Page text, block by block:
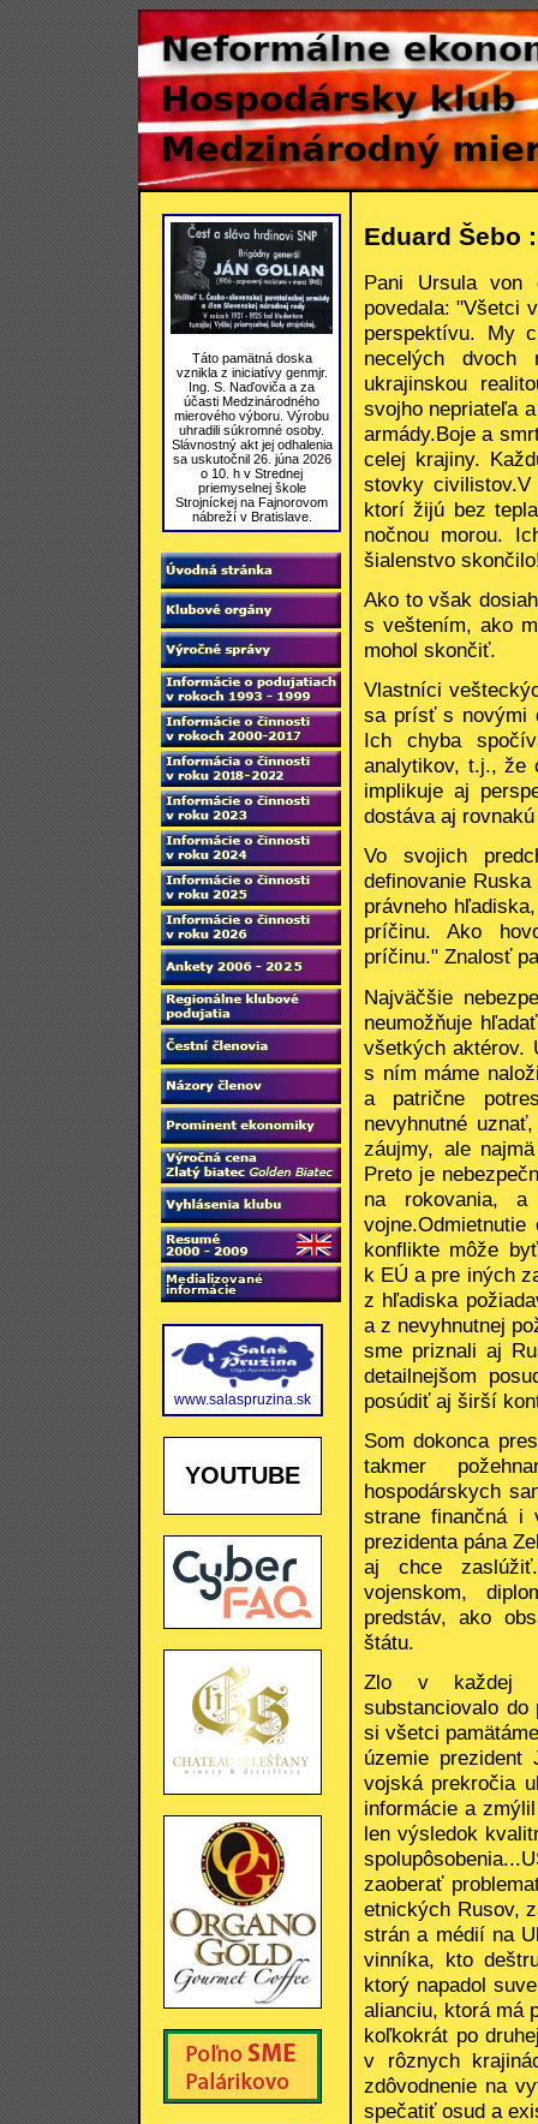
Táto pamätná doska
vznikla z iniciatívy genmjr.
Ing. S. Naďoviča a za
účasti Medzinárodného
mierového výboru. Výrobu
uhradili súkromné osoby.
Slávnostný akt jej odhalenia
sa uskutočnil 26. júna 2026
o 10. h v Strednej
priemyselnej škole
Strojníckej na Fajnorovom
nábreží v Bratislave.
www.salaspruzina.sk
YOUTUBE
Eduard Šebo
Pani Ursula von
povedala: "Všetci
perspektívu. My
necelých dvoch
ukrajinskou
svojho nepriateľa
armády.Boje a
celej krajiny.
stovky
ktorí žijú bez
nočnou morou.
šialenstvo
Ako to však
s veštením, ako
mohol skončiť.
Vlastníci
sa prísť s novými
Ich chyba
analytikov, t.j., že
implikuje aj
dostáva aj
Vo svojich
definovanie
právneho
príčinu. Ako
príčinu." Znalosť
Najväčšie
neumožňuje
všetkých aktérov.
s ním máme
a patrične
nevyhnutné
záujmy, ale
Preto je
na rokovania,
konflikte môže
k EÚ a pre iných
z hľadiska
a z nevyhnutnej
sme priznali aj
detailnejšom
posúdiť aj širší
Som dokonca
takmer
hospodárskych
strane finančná i
prezidenta pána
aj chce
vojenskom,
predstáv, ako
štátu.
Zlo v každej
substanciovalo do
si všetci
územie prezident
vojská prekročia
informácie a
len výsledok
zaoberať
etnických Rusov,
strán a médií na
vinníka, kto
ktorý napadol
alianciu, ktorá má
koľkokrát po
v rôznych
zdôvodnenie na
spečatiť osud a